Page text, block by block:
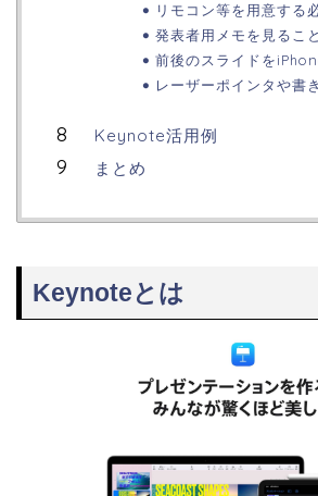
リモコン等を用意する
発表者用メモを見るこ
前後のスライドを
レーザーポインタや書
Keynote活用例
まとめ
Keynoteとは